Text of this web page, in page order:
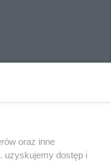
oraz inne
uzyskujemy dostęp i